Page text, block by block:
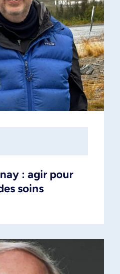
: agir pour
soins